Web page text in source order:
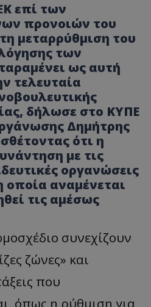
επί των
προνοιών του
μεταρρύθμιση του
των
ως αυτή
τελευταία
δήλωσε στο ΚΥΠΕ
Δημήτρης
ότι η
με τις
οργανώσεις
οποία αναμένεται
τις αμέσως
συνεχίζουν
ζώνες» και
που
όπως η ρύθμιση για